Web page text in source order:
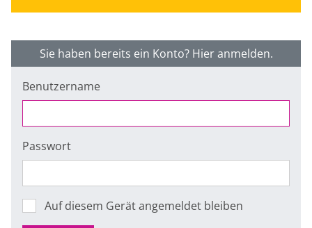
Sie haben bereits ein Konto? Hier anmelden.
Benutzername
Passwort
Auf diesem Gerät angemeldet bleiben